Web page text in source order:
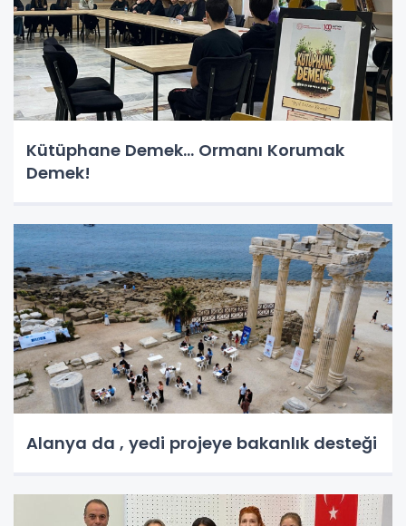
Kütüphane Demek… Ormanı Korumak
Demek!
Alanya da , yedi projeye bakanlık desteği